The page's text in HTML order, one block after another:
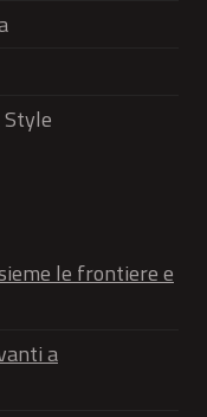
le frontiere e
a